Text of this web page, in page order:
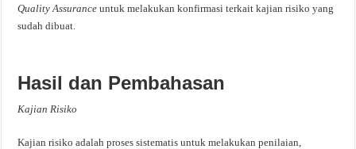
Quality Assurance untuk melakukan konfirmasi terkait kajian risiko yang
sudah dibuat.
Hasil dan Pembahasan
Kajian Risiko
Kajian risiko adalah proses sistematis untuk melakukan penilaian,